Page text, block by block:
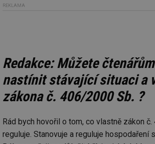
REKLAMA
Redakce: Můžete
nastínit stávající situaci a
zákona č. 406/2000 Sb. ?
Rád bych hovořil o tom, co vlastně zákon č.
reguluje. Stanovuje a reguluje hospodaření